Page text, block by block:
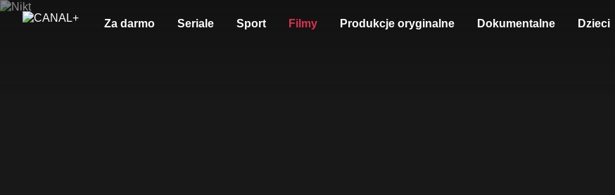
Za darmo Seriale Sport Filmy Produkcje oryginalne Dokumentalne Dzieci